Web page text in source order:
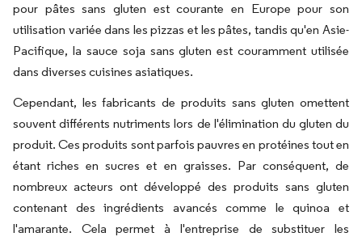
pour pâtes sans gluten est courante en Europe pour son
utilisation variée dans les pizzas et les pâtes, tandis qu'en Asie-
Pacifique, la sauce soja sans gluten est couramment utilisée
dans diverses cuisines asiatiques.
Cependant, les fabricants de produits sans gluten omettent
souvent différents nutriments lors de l'élimination du gluten du
produit. Ces produits sont parfois pauvres en protéines tout en
étant riches en sucres et en graisses. Par conséquent, de
nombreux acteurs ont développé des produits sans gluten
contenant des ingrédients avancés comme le quinoa et
l'amarante. Cela permet à l'entreprise de substituer les